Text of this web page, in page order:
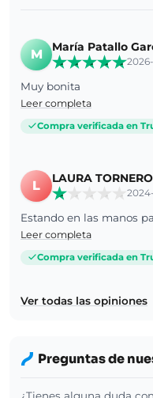
M
María Patallo
Muy bonita
Leer completa
Compra verificada en
L
LAURA
Leer completa
Compra verificada en
Ver todas las opiniones
Preguntas de